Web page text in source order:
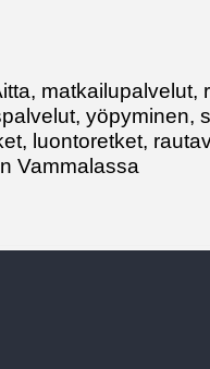
matkailupalvelut,
yöpyminen,
luontoretket,
Vammalassa